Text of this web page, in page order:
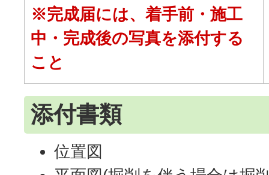
※完成届には、着手前・施工
中・完成後の写真を添付する
こと
添付書類
位置図